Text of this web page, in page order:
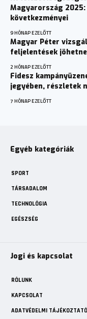
Magyarország 2025:
következményei
9 HÓNAP EZELŐTT
Magyar Péter
feljelentések
2 HÓNAP EZELŐTT
Fidesz
jegyében, részletek
7 HÓNAP EZELŐTT
Egyéb kategóriák
SPORT
TÁRSADALOM
TECHNOLÓGIA
EGÉSZSÉG
Jogi és kapcsolat
RÓLUNK
KAPCSOLAT
ADATVÉDELMI TÁJÉKOZTATÓ